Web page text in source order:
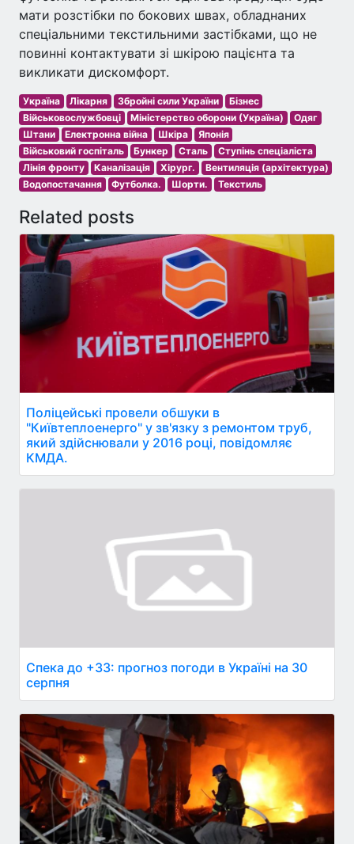
мати розстібки по бокових швах, обладнаних
спеціальними текстильними застібками, що не
повинні контактувати зі шкірою пацієнта та
викликати дискомфорт.
Україна Лікарня Збройні сили України
Бізнес
Військовослужбовці
Міністерство оборони (Україна)
Одяг
Штани
Електронна війна Шкіра
Японія
Військовий госпіталь
Бункер Сталь
Ступінь спеціаліста
Лінія фронту
Каналізація Хірург.
Вентиляція (архітектура)
Водопостачання
Футболка. Шорти. Текстиль
Related posts
Поліцейські провели обшуки в
"Київтеплоенерго" у зв'язку з ремонтом труб,
який здійснювали у 2016 році, повідомляє
КМДА.
Спека до +33: прогноз погоди в Україні на 30
серпня